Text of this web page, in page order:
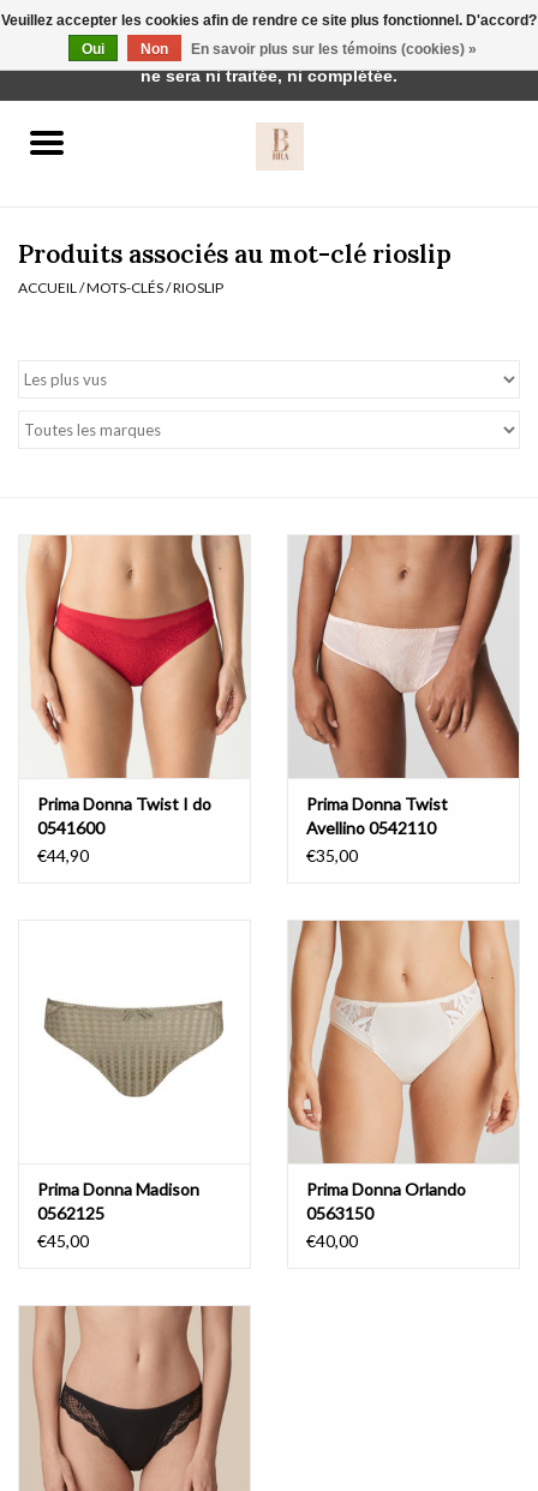
Réduction
Lingerie-accessoires
Cartes-cadeaux
Produits associés au mot-clé rioslip
ACCUEIL /MOTS-CLÉS/RIOSLIP
Prima Donna Twist I do
0541600
€44,90
Prima Donna Twist
Avellino 0542110
€35,00
Prima Donna Madison
0562125
€45,00
Prima Donna Orlando
0563150
€40,00
Veuillez accepter les cookies afin de rendre ce site plus fonctionnel. D'accord?
Oui
Non En savoir plus sur les témoins (cookies) »
Cette boutique est en construction. Toute commande passée
ne sera ni traitée, ni complétée.